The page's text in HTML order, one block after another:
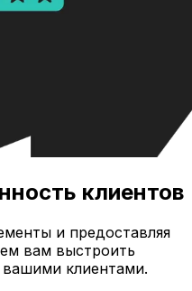
клиентов
и предоставляя
вам выстроить
клиентами.